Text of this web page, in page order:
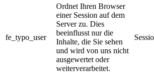
fe_typo_user
Ordnet Ihren Browser
einer Session auf dem
Server zu. Dies
beeinflusst nur die
Inhalte, die Sie sehen
und wird von uns nicht
ausgewertet oder
weiterverarbeitet.